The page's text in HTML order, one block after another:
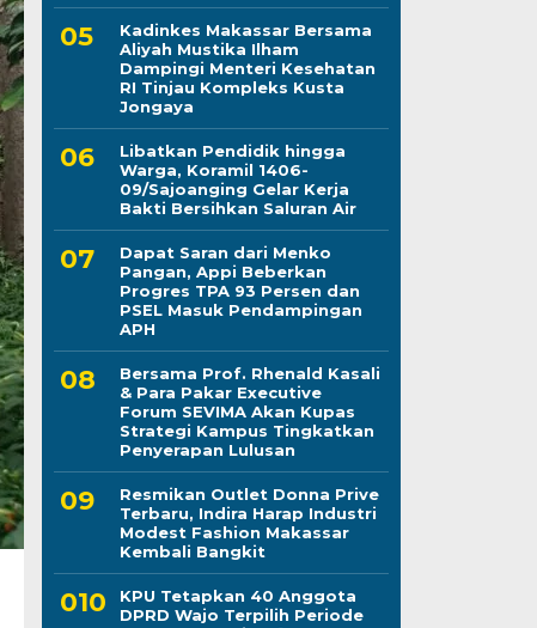
Kadinkes Makassar Bersama
Aliyah Mustika Ilham
Dampingi Menteri Kesehatan
RI Tinjau Kompleks Kusta
Jongaya
Libatkan Pendidik hingga
Warga, Koramil 1406-
09/Sajoanging Gelar Kerja
Bakti Bersihkan Saluran Air
Dapat Saran dari Menko
Pangan, Appi Beberkan
Progres TPA 93 Persen dan
PSEL Masuk Pendampingan
APH
Bersama Prof. Rhenald Kasali
& Para Pakar Executive
Forum SEVIMA Akan Kupas
Strategi Kampus Tingkatkan
Penyerapan Lulusan
Resmikan Outlet Donna Prive
Terbaru, Indira Harap Industri
Modest Fashion Makassar
Kembali Bangkit
KPU Tetapkan 40 Anggota
DPRD Wajo Terpilih Periode